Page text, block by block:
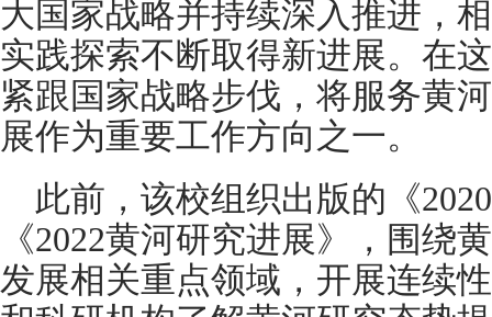
大国家战略并持续深入推进，
实践探索不断取得新进展。在
紧跟国家战略步伐，将服务黄
展作为重要工作方向之一。
此前，该校组织出版的《
《2022黄河研究进展》，围绕
发展相关重点领域，开展连续